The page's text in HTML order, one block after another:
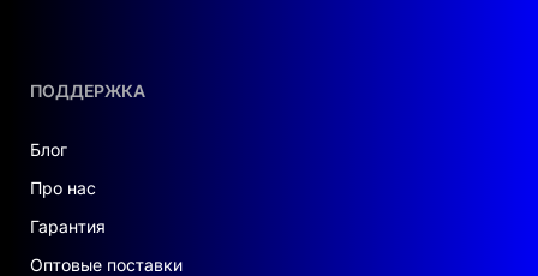
ПОДДЕРЖКА
Блог
Про нас
Гарантия
Оптовые поставки